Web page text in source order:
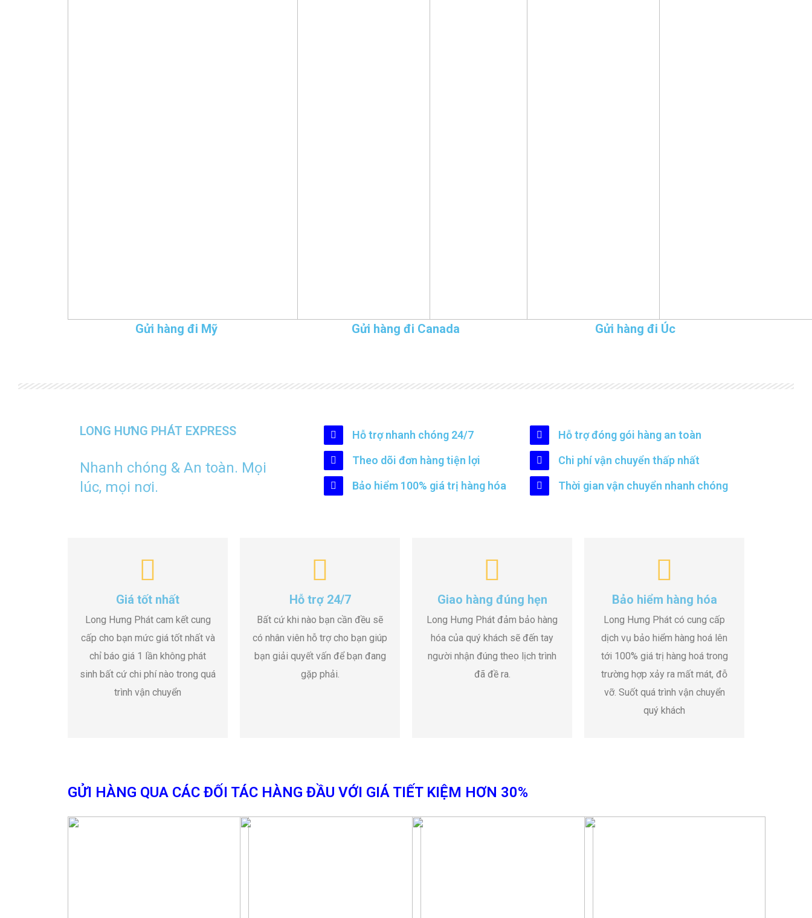
Gửi hàng đi Mỹ Gửi hàng đi Canada Gửi hàng đi Úc
LONG HƯNG PHÁT EXPRESS
Nhanh chóng & An toàn. Mọi
lúc, mọi nơi.
Hỗ trợ nhanh chóng 24/7
Hỗ trợ đóng gói hàng an toàn
Theo dõi đơn hàng tiện lợi
Chi phí vận chuyển thấp nhất
Bảo hiểm 100% giá trị hàng hóa
Thời gian vận chuyển nhanh chóng
Giá tốt nhất
Long Hưng Phát cam kết cung
cấp cho bạn mức giá tốt nhất và
chỉ báo giá 1 lần không phát
sinh bất cứ chi phí nào trong quá
trình vận chuyển
Hỗ trợ 24/7
Bất cứ khi nào bạn cần đều sẽ
có nhân viên hỗ trợ cho bạn giúp
bạn giải quyết vấn để bạn đang
gặp phải.
Giao hàng đúng hẹn
Long Hưng Phát đảm bảo hàng
hóa của quý khách sẽ đến tay
người nhận đúng theo lịch trình
đã đề ra.
Bảo hiểm hàng hóa
Long Hưng Phát có cung cấp
dịch vụ bảo hiểm hàng hoá lên
tới 100% giá trị hàng hoá trong
trường hợp xảy ra mất mát, đỗ
vỡ. Suốt quá trình vận chuyển
quý khách
GỬI HÀNG QUA CÁC ĐỐI TÁC HÀNG ĐẦU VỚI GIÁ TIẾT KIỆM HƠN 30%